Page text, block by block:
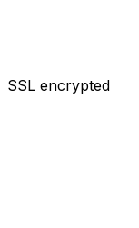
SSL encrypted